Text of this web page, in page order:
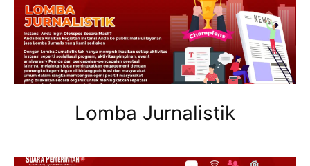
Lomba Jurnalistik